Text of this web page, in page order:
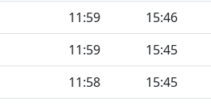
11:59 15:46
11:59 15:45
11:58 15:45